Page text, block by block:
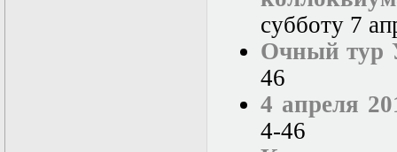
субботу 7
Очный тур
46
4 апреля
4-46